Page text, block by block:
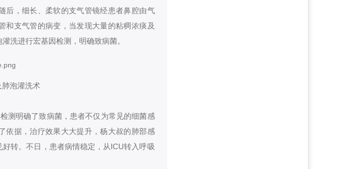
后，细长、柔软的支气管镜经患者鼻腔由气
和支气管的病变，当发现大量的粘稠浓痰及
洗进行宏基因检测，明确致病菌。
泡灌洗术
测明确了致病菌，患者不仅为常见的细菌感
依据，治疗效果大大提升，杨大叔的肺部感
转。不日，患者病情稳定，从ICU转入呼吸